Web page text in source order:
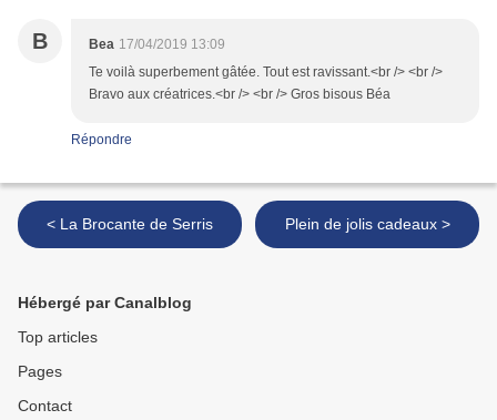
B Bea 17/04/2019 13:09
Te voilà superbement gâtée. Tout est ravissant.<br /> <br />
Bravo aux créatrices.<br /> <br /> Gros bisous Béa
Répondre
< La Brocante de Serris Plein de jolis cadeaux >
Hébergé par Canalblog
Top articles
Pages
Contact